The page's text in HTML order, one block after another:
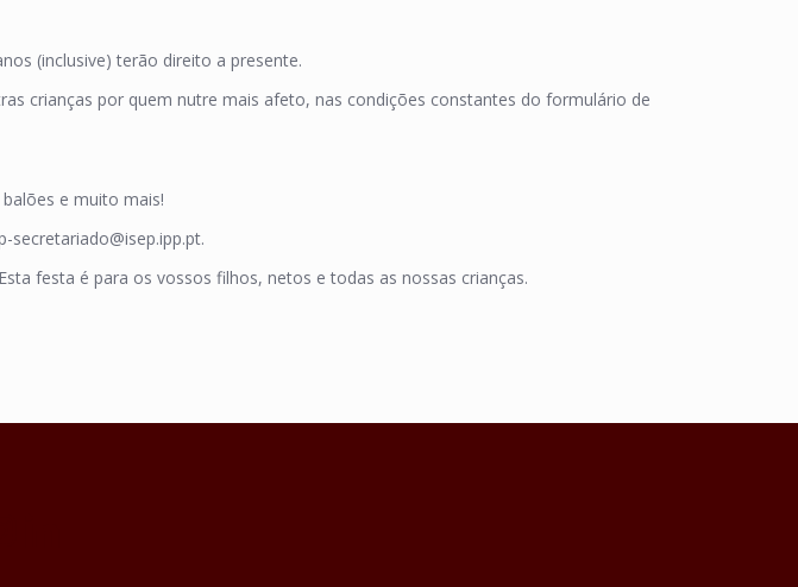
(inclusive) terão direito a presente.
crianças por quem nutre mais afeto, nas condições constantes do formulário de
e muito mais!
festa é para os vossos filhos, netos e todas as nossas crianças.